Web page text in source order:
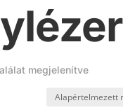
megjelenítve